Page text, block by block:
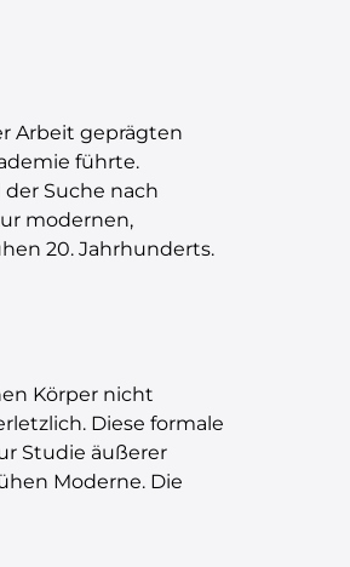
Arbeit geprägten
führte.
Suche nach
modernen,
20. Jahrhunderts.
Körper nicht
Diese formale
Studie äußerer
Moderne. Die